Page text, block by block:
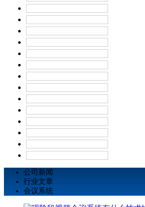
公司新闻
行业文章
会议系统